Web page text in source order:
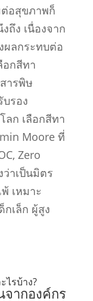
ต่อสุขภาพก็
ถึง เนื่องจาก
ผลกระทบต่อ
อกสีทา
ารพิษ
รอง
ลก เลือกสีทา
Moore ที่
Zero
าเป็นมิตร
เหมาะ
เล็ก ผู้สูง
ไรบ้าง?
จากองค์กร